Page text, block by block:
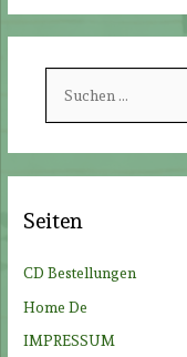
n
h
Seiten
CD Bestellungen
Home De
IMPRESSUM